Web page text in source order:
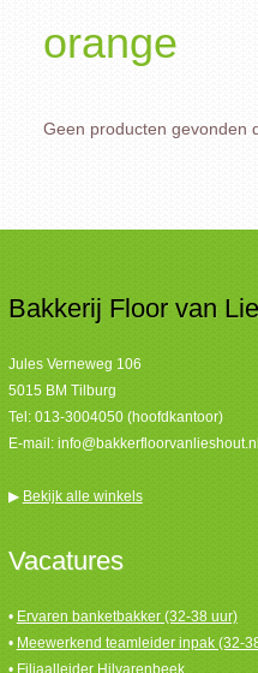
orange
Geen producten gevonden
Bakkerij Floor van
Jules Verneweg 106
5015 BM Tilburg
Tel: 013-3004050 (hoofdkantoor)
E-mail: info@bakkerfloorvanlieshout.nl
▶ Bekijk alle winkels
Vacatures
• Ervaren banketbakker (32-38 uur)
• Meewerkend teamleider inpak (32-